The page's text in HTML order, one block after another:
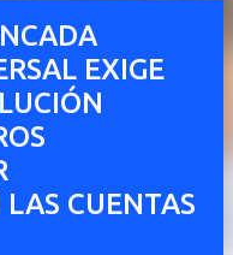
EXIGE
CUENTAS